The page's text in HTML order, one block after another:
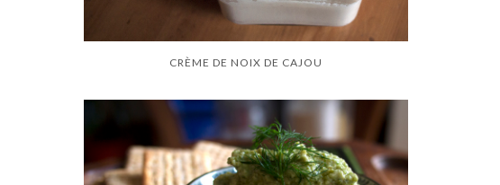
CRÈME DE NOIX DE CAJOU